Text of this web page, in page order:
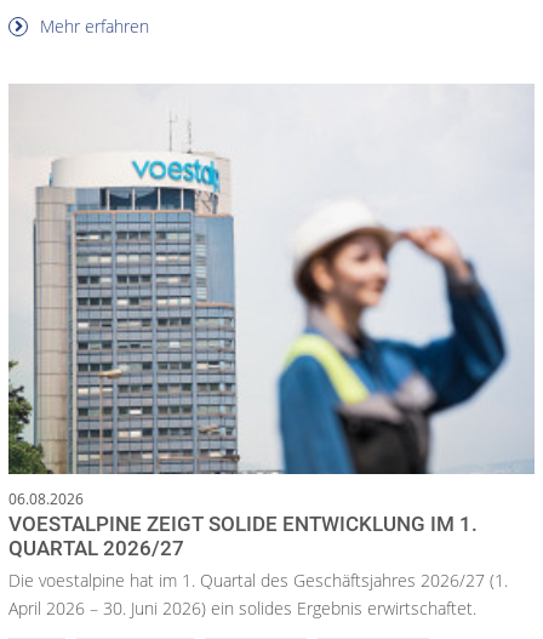
Mehr erfahren
06.08.2026
VOESTALPINE ZEIGT SOLIDE ENTWICKLUNG IM 1.
QUARTAL 2026/27
Die voestalpine hat im 1. Quartal des Geschäftsjahres 2026/27 (1.
April 2026 – 30. Juni 2026) ein solides Ergebnis erwirtschaftet.